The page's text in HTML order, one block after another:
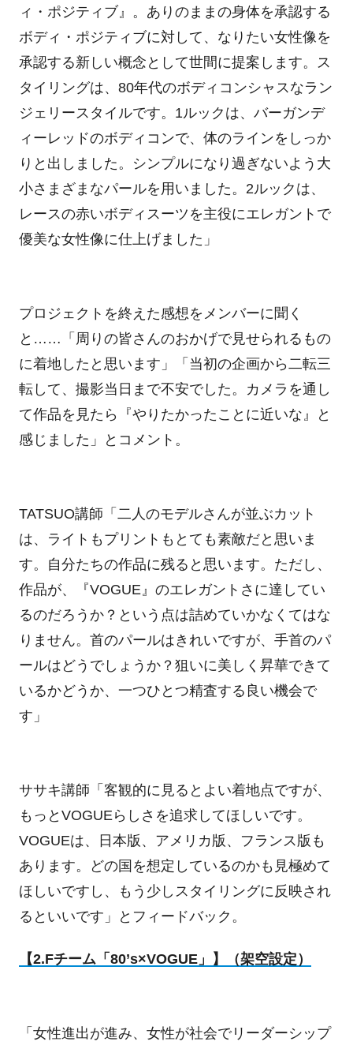
ィ・ポジティブ』。ありのままの身体を承認する
ボディ・ポジティブに対して、なりたい女性像を
承認する新しい概念として世間に提案します。ス
タイリングは、80年代のボディコンシャスなラン
ジェリースタイルです。1ルックは、バーガンデ
ィーレッドのボディコンで、体のラインをしっか
りと出しました。シンプルになり過ぎないよう大
小さまざまなパールを用いました。2ルックは、
レースの赤いボディスーツを主役にエレガントで
優美な女性像に仕上げました」
プロジェクトを終えた感想をメンバーに聞く
と……「周りの皆さんのおかげで見せられるもの
に着地したと思います」「当初の企画から二転三
転して、撮影当日まで不安でした。カメラを通し
て作品を見たら『やりたかったことに近いな』と
感じました」とコメント。
TATSUO講師「二人のモデルさんが並ぶカット
は、ライトもプリントもとても素敵だと思いま
す。自分たちの作品に残ると思います。ただし、
作品が、『VOGUE』のエレガントさに達してい
るのだろうか？という点は詰めていかなくてはな
りません。首のパールはきれいですが、手首のパ
ールはどうでしょうか？狙いに美しく昇華できて
いるかどうか、一つひとつ精査する良い機会で
す」
ササキ講師「客観的に見るとよい着地点ですが、
もっとVOGUEらしさを追求してほしいです。
VOGUEは、日本版、アメリカ版、フランス版も
あります。どの国を想定しているのかも見極めて
ほしいですし、もう少しスタイリングに反映され
るといいです」とフィードバック。
【2.Fチーム「80’s×VOGUE」】（架空設定）
「女性進出が進み、女性が社会でリーダーシップ